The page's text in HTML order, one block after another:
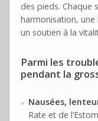
des pieds. Chaque
harmonisation,
un soutien à la
Parmi les
pendant la
Nausées,
Rate et de